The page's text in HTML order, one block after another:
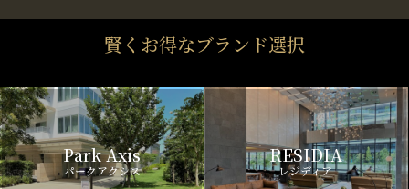
賢くお得なブランド選択
Park Axis
パークアクシス
RESIDIA
レジディア